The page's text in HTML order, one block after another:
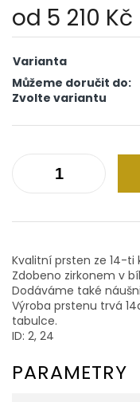
od 5 210 Kč
cena:
Varianta
Můžeme doručit do:
Zvolte variantu
Kvalitní prsten ze 14-
Zdobeno zirkonem v
Dodáváme také
Výroba prstenu trvá
tabulce.
ID: 2, 24
PARAMETRY